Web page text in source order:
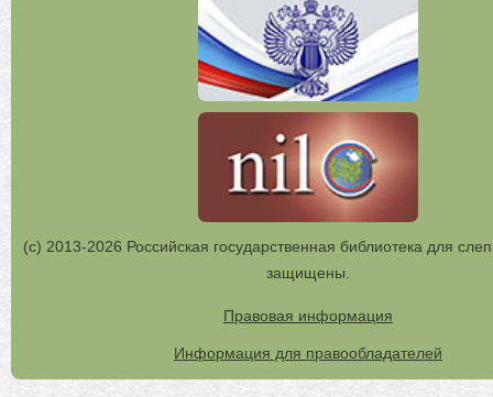
(с) 2013-2026 Российская государственная библиотека для
защищены.
Правовая информация
Информация для правообладателей